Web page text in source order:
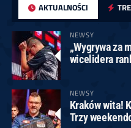
AKTUALNOŚCI
NEWSY
„Wygrywa za
wicelidera
NEWSY
Kraków wita!
Trzy